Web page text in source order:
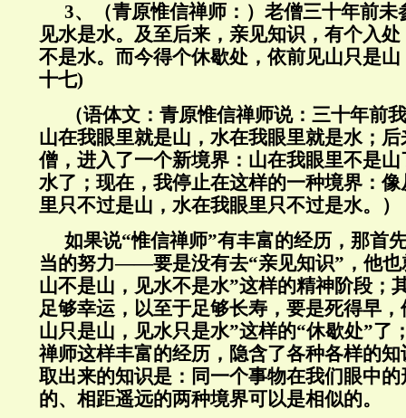
3、（青原惟信禅师：）老僧三十年前未
见水是水。及至后来，亲见知识，有个入
不是水。而今得个休歇处，依前见山只是
十七)
（语体文：青原惟信禅师说：三十年前
山在我眼里就是山，水在我眼里就是水；
僧，进入了一个新境界：山在我眼里不是
水了；现在，我停止在这样的一种境界：
里只不过是山，水在我眼里只不过是水。）
如果说“惟信禅师”有丰富的经历，那首
当的努力——要是没有去“亲见知识”，他也
山不是山，见水不是水”这样的精神阶段；
足够幸运，以至于足够长寿，要是死得早
山只是山，见水只是水”这样的“休歇处”了
禅师这样丰富的经历，隐含了各种各样的
取出来的知识是：同一个事物在我们眼中
的、相距遥远的两种境界可以是相似的。